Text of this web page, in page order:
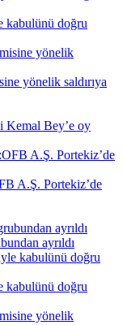
kabulünü doğru
yönelik saldırıya
Kemal Bey’e oy
A.Ş. Portekiz’de
ayrıldı
kabulünü doğru